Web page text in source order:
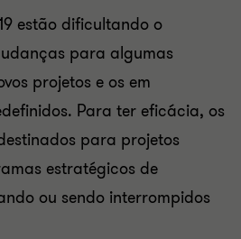
estão dificultando o
para algumas
projetos e os em
Para ter eficácia, os
para projetos
estratégicos de
ou sendo interrompidos